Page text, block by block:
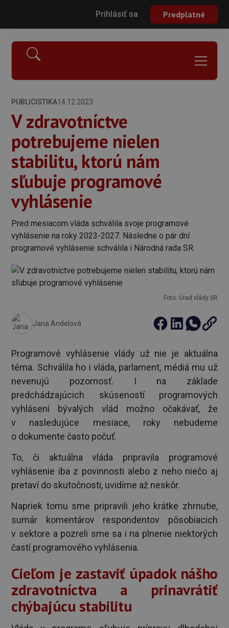
Prihlásiť sa Predplatné
PUBLICISTIKA14.12.2023
V zdravotníctve
potrebujeme nielen
stabilitu, ktorú nám
sľubuje programové
vyhlásenie
Pred mesiacom vláda schválila svoje programové
vyhlásenie na roky 2023-2027. Následne o pár dní
programové vyhlásenie schválila i Národná rada SR.
Foto: Úrad vlády SR
Jana Andelová
Programové vyhlásenie vlády už nie je aktuálna
téma. Schválila ho i vláda, parlament, médiá mu už
nevenujú pozornosť. I na základe
predchádzajúcich skúseností programových
vyhlásení bývalých vlád možno očakávať, že
v nasledujúce mesiace, roky nebudeme
o dokumente často počuť.
To, či aktuálna vláda pripravila programové
vyhlásenie iba z povinnosti alebo z neho niečo aj
pretaví do skutočnosti, uvidíme až neskôr.
Napriek tomu sme pripravili jeho krátke zhrnutie,
sumár komentárov respondentov pôsobiacich
v sektore a pozreli sme sa i na plnenie niektorých
častí programového vyhlásenia.
Cieľom je zastaviť úpadok nášho
zdravotníctva a prinavrátiť
chýbajúcu stabilitu